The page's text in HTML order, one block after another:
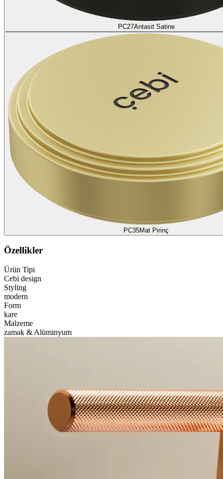
PC27Antasit Satine
PC35Mat Pirinç
Özellikler
Ürün Tipi
Cebi design
Styling
modern
Form
kare
Malzeme
zamak & Alüminyum